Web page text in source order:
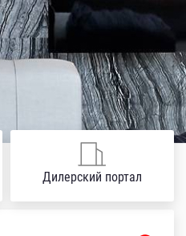
Дилерский портал